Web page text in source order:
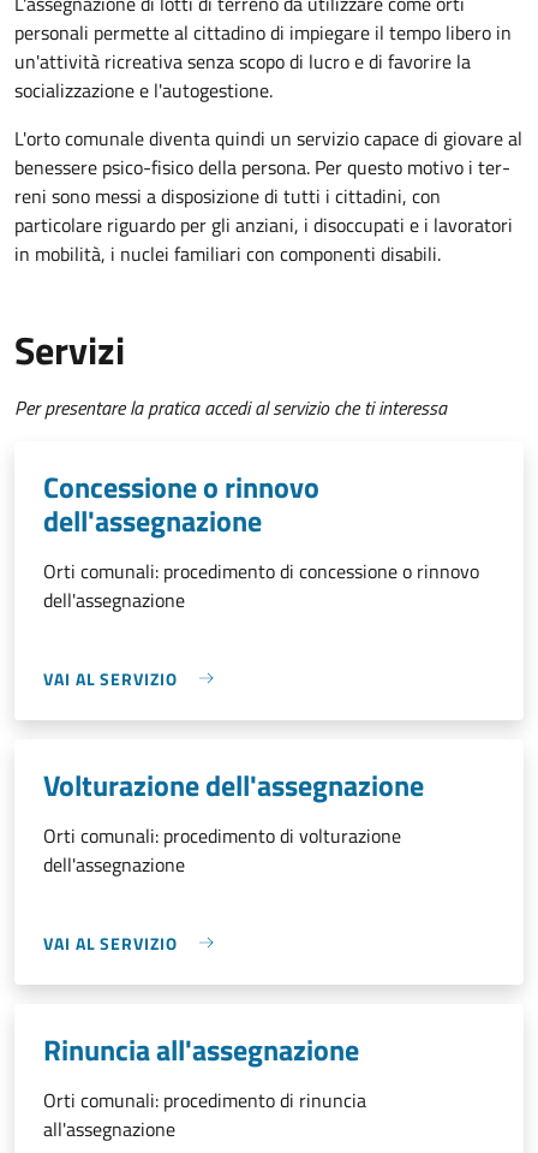
personali permette al cittadino di impiegare il tempo libero in
un'attività ricreativa senza scopo di lucro e di favorire la
socializzazione e l'autogestione.
L'orto comunale diventa quindi un servizio capace di giovare al
benessere psico-fisico della persona. Per questo motivo i ter­
reni sono messi a disposizione di tutti i cittadini, con
particolare riguardo per gli anziani, i disoccupati e i lavoratori
in mobilità, i nuclei familiari con componenti disabili.
Servizi
Per presentare la pratica accedi al servizio che ti interessa
Concessione o rinnovo
dell'assegnazione
Orti comunali: procedimento di concessione o rinnovo
dell'assegnazione
VAI AL SERVIZIO
Volturazione dell'assegnazione
Orti comunali: procedimento di volturazione
dell'assegnazione
VAI AL SERVIZIO
Rinuncia all'assegnazione
Orti comunali: procedimento di rinuncia
all'assegnazione